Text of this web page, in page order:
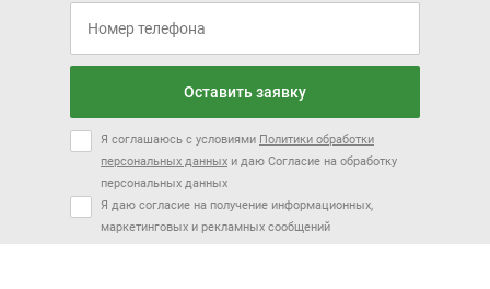
Оставить заявку
Я соглашаюсь с условиями Политики обработки
персональных данных и даю Согласие на обработку
персональных данных
Я даю согласие на получение информационных,
маркетинговых и рекламных сообщений